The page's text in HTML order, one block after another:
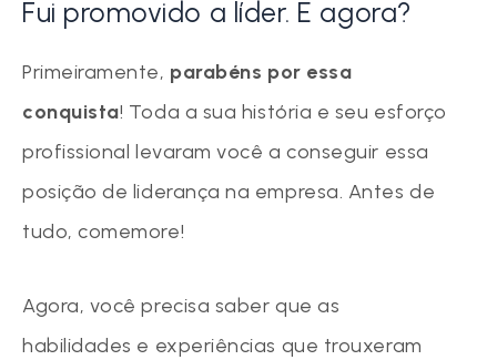
Fui promovido a líder. E agora?
Primeiramente, parabéns por essa
conquista! Toda a sua história e seu esforço
profissional levaram você a conseguir essa
posição de liderança na empresa. Antes de
tudo, comemore!
Agora, você precisa saber que as
habilidades e experiências que trouxeram